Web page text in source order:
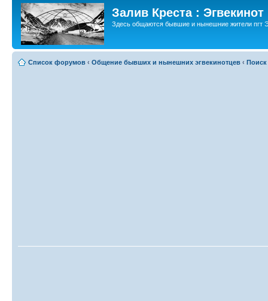
Залив Креста : Эгвекинот
Здесь общаются бывшие и нынешние жители пгт
Список форумов ‹ Общение бывших и нынешних эгвекинотцев ‹ Поиск